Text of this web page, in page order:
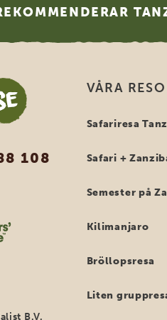
108
B.V.
VÅRA
Safariresa
Safari +
Semester på
Kilimanjaro
Bröllopsresa
Liten